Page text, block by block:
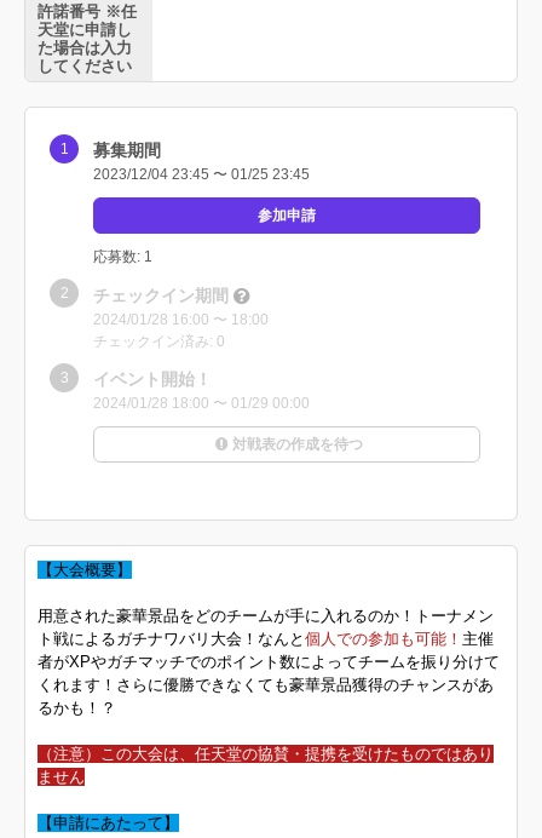
許諾番号 ※任
天堂に申請し
た場合は入力
してください
募集期間
2023/12/04 23:45 〜 01/25 23:45
参加申請
応募数: 1
チェックイン期間
2024/01/28 16:00 〜 18:00
チェックイン済み: 0
イベント開始！
2024/01/28 18:00 〜 01/29 00:00
対戦表の作成を待つ
【大会概要】
用意された豪華景品をどのチームが手に入れるのか！トーナメン
ト戦によるガチナワバリ大会！なんと 個人での参加も可能！ 主催
者がXPやガチマッチでのポイント数によってチームを振り分けて
くれます！さらに優勝できなくても豪華景品獲得のチャンスがあ
るかも！？
（注意）この大会は、任天堂の協賛・提携を受けたものではあり
ません
【申請にあたって】